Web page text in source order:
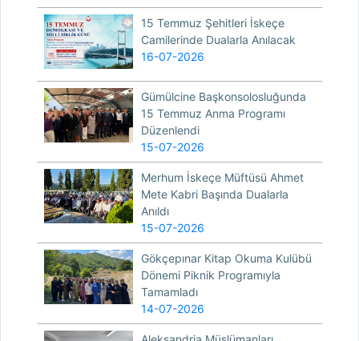
15 Temmuz Şehitleri İskeçe
Camilerinde Dualarla Anılacak
16-07-2026
Gümülcine Başkonsolosluğunda
15 Temmuz Anma Programı
Düzenlendi
15-07-2026
Merhum İskeçe Müftüsü Ahmet
Mete Kabri Başında Dualarla
Anıldı
15-07-2026
Gökçepınar Kitap Okuma Kulübü
Dönemi Piknik Programıyla
Tamamladı
14-07-2026